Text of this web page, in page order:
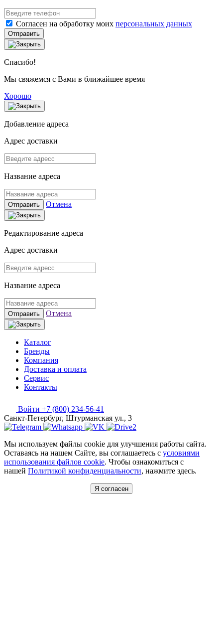
Согласен на обработку моих персональных данных
Отправить
Спасибо!
Мы свяжемся с Вами в ближайшее время
Хорошо
Добавление адреса
Адрес доставки
Название адреса
Отправить Отмена
Редактирование адреса
Адрес доставки
Название адреса
Отправить Отмена
Каталог
Бренды
Компания
Доставка и оплата
Сервис
Контакты
Войти +7 (800) 234-56-41
Санкт-Петербург, Штурманская ул., 3
Мы используем файлы cookie для улучшения работы сайта.
Оставаясь на нашем Сайте, вы соглашаетесь с условиями
использования файлов cookie. Чтобы ознакомиться с
нашей Политикой конфиденциальности, нажмите здесь.
Я согласен